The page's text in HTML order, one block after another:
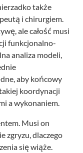
także
i chirurgiem.
ale całość musi
funkcjonalno-
analiza modeli,
aby końcowy
koordynacji
a wykonaniem.
Musi on
zgryzu, dlaczego
się wiąże.